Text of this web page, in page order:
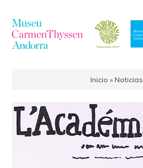
Inicio » Noticias
Colección
El
Museo
Exposiciones